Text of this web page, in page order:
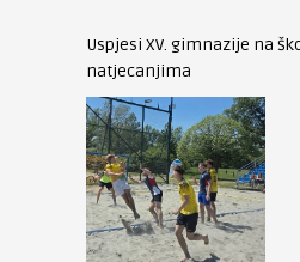
Uspjesi XV. gimnazije na
natjecanjima